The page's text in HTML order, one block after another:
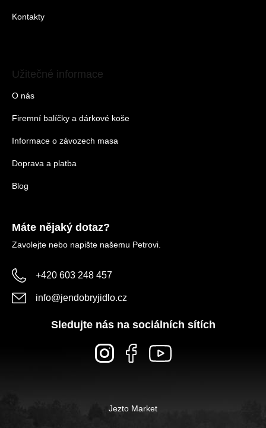
Kontakty
Užitečné informace
O nás
Firemní balíčky a dárkové koše
Informace o závozech masa
Doprava a platba
Blog
Máte nějaký dotaz?
Zavolejte nebo napište našemu Petrovi.
+420 603 248 457
info@jendobryjidlo.cz
Sledujte nás na sociálních sítích
Jezto Market